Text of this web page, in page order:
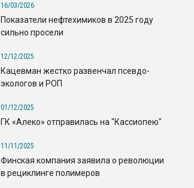
16/03/2026
Показатели нефтехимиков в 2025 году
сильно просели
12/12/2025
Кацевман жестко развенчал псевдо-
экологов и РОП
01/12/2025
ГК «Алеко» отправилась на "Кассиопею"
11/11/2025
Финская компания заявила о революции
в рециклинге полимеров